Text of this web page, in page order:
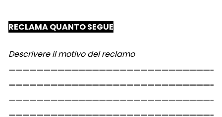
RECLAMA QUANTO SEGUE
Descrivere il motivo del reclamo